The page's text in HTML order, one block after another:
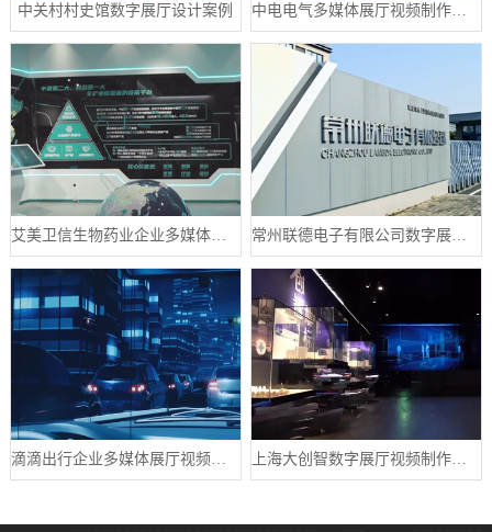
中关村村史馆数字展厅设计案例 中电电气多媒体展厅视频制作案例
艾美卫信生物药业企业多媒体数字展厅案例
滴滴出行企业多媒体展厅视频制作案例 上海大创智数字展厅视频制作案例分享